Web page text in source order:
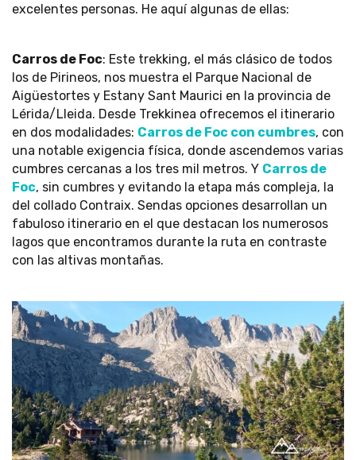
excelentes personas. He aquí algunas de ellas:
Carros de Foc: Este trekking, el más clásico de todos
los de Pirineos, nos muestra el Parque Nacional de
Aigüestortes y Estany Sant Maurici en la provincia de
Lérida/Lleida. Desde Trekkinea ofrecemos el itinerario
en dos modalidades: Carros de Foc con cumbres, con
una notable exigencia física, donde ascendemos varias
cumbres cercanas a los tres mil metros. Y Carros de
Foc, sin cumbres y evitando la etapa más compleja, la
del collado Contraix. Sendas opciones desarrollan un
fabuloso itinerario en el que destacan los numerosos
lagos que encontramos durante la ruta en contraste
con las altivas montañas.